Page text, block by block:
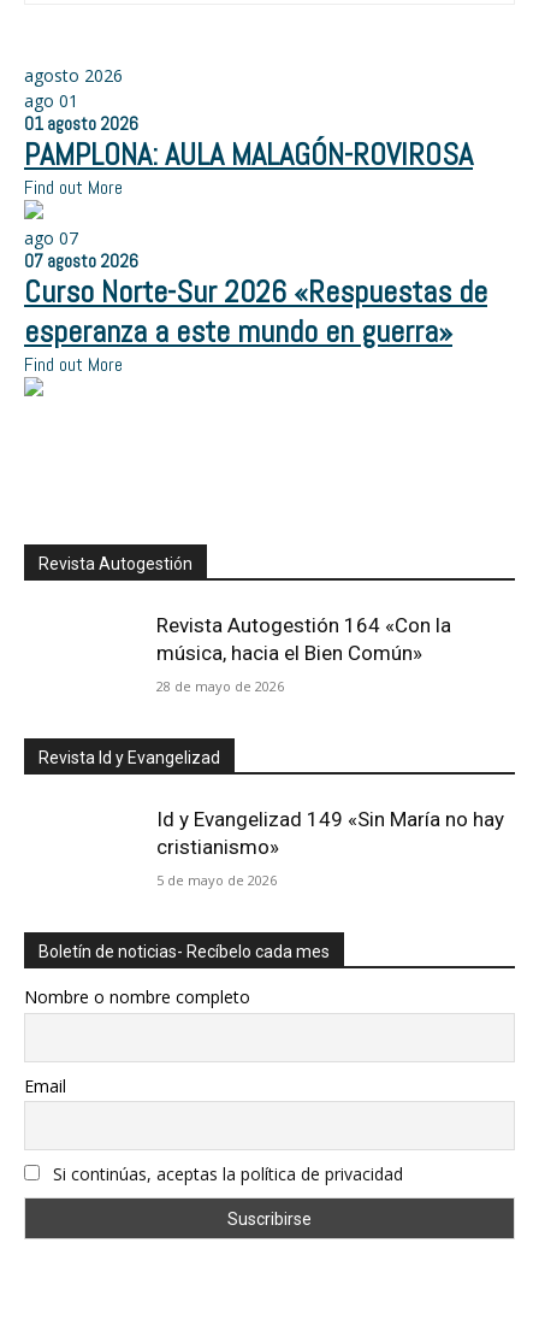
agosto 2026
ago 01
01 agosto 2026
PAMPLONA: AULA MALAGÓN-ROVIROSA
Find out More
ago 07
07 agosto 2026
Curso Norte-Sur 2026 «Respuestas de
esperanza a este mundo en guerra»
Find out More
Revista Autogestión
Revista Autogestión 164 «Con la
música, hacia el Bien Común»
28 de mayo de 2026
Revista Id y Evangelizad
Id y Evangelizad 149 «Sin María no hay
cristianismo»
5 de mayo de 2026
Boletín de noticias- Recíbelo cada mes
Nombre o nombre completo
Email
Si continúas, aceptas la política de privacidad